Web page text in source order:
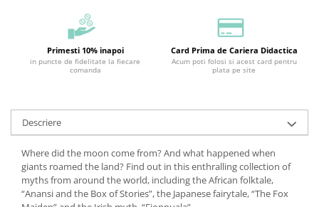
Primesti 10% inapoi
in puncte de fidelitate la fiecare
comanda
Card Prima de Cariera Didactica
Acum poti folosi si acest card pentru
plata pe site
Descriere
Where did the moon come from? And what happened when
giants roamed the land? Find out in this enthralling collection of
myths from around the world, including the African folktale,
“Anansi and the Box of Stories”, the Japanese fairytale, “The Fox